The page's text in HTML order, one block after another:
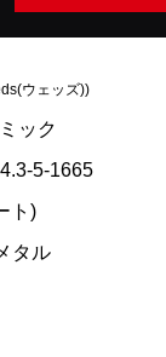
ウェッズ))
ック
5-1665
ト)
タル